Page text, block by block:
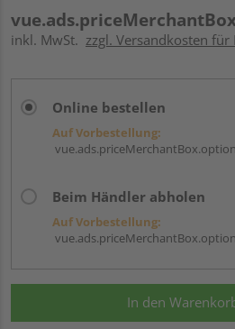
inkl. MwSt. zzgl. Versandkosten für
Online bestellen
Auf Vorbestellung:
Beim Händler abholen
Auf Vorbestellung:
In den